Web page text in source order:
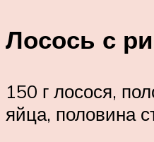
Лосось с
150 г лосося,
яйца, половина